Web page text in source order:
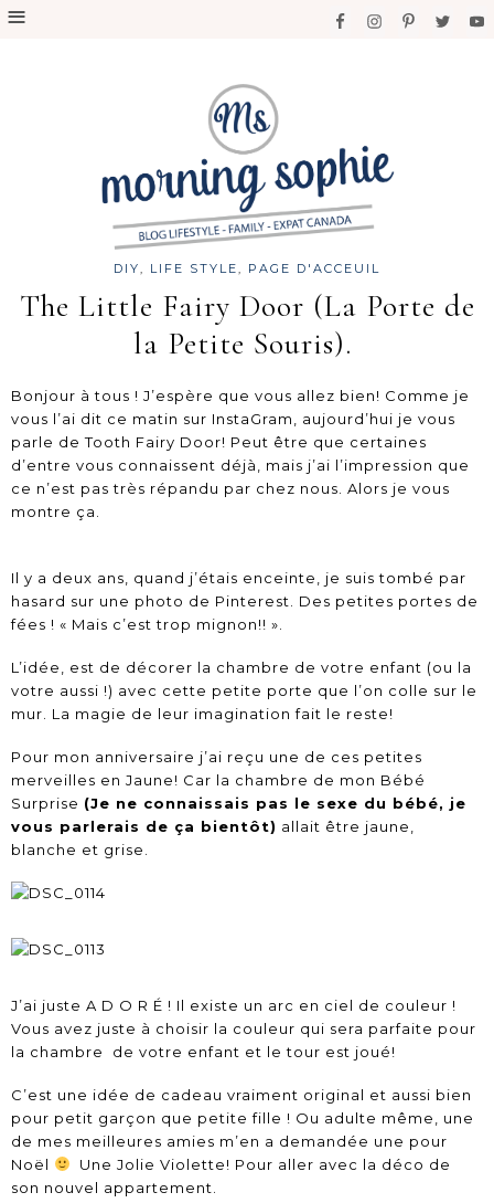
DIY, LIFE STYLE, PAGE D'ACCEUIL
The Little Fairy Door (La Porte de
la Petite Souris).
Bonjour à tous ! J’espère que vous allez bien! Comme je
vous l’ai dit ce matin sur InstaGram, aujourd’hui je vous
parle de Tooth Fairy Door! Peut être que certaines
d’entre vous connaissent déjà, mais j’ai l’impression que
ce n’est pas très répandu par chez nous. Alors je vous
montre ça.
Il y a deux ans, quand j’étais enceinte, je suis tombé par
hasard sur une photo de Pinterest. Des petites portes de
fées ! « Mais c’est trop mignon!! ».
L’idée, est de décorer la chambre de votre enfant (ou la
votre aussi !) avec cette petite porte que l’on colle sur le
mur. La magie de leur imagination fait le reste!
Pour mon anniversaire j’ai reçu une de ces petites
merveilles en Jaune! Car la chambre de mon Bébé
Surprise (Je ne connaissais pas le sexe du bébé, je
vous parlerais de ça bientôt) allait être jaune,
blanche et grise.
J’ai juste A D O R É ! Il existe un arc en ciel de couleur !
Vous avez juste à choisir la couleur qui sera parfaite pour
la chambre de votre enfant et le tour est joué!
C’est une idée de cadeau vraiment original et aussi bien
pour petit garçon que petite fille ! Ou adulte même, une
de mes meilleures amies m’en a demandée une pour
Noël
Une Jolie Violette! Pour aller avec la déco de
son nouvel appartement.